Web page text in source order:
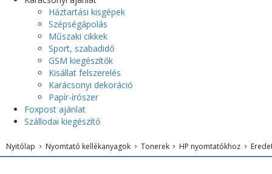
Háztartási kisgépek
Szépségápolás
Műszaki cikkek
Sport, szabadidő
GSM kiegészítők
Kisállat felszerelés
Karácsonyi dekoráció
Papír-írószer
Foxpost ajánlat
Szállodai kiegészítő
Nyitólap Nyomtató kellékanyagok Tonerek HP nyomtatókhoz